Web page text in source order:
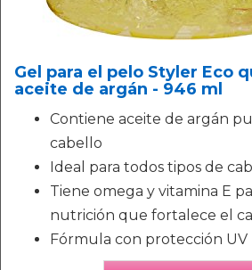
Gel para el pelo Styler Eco
aceite de argán - 946 ml
Contiene aceite de argán
cabello
Ideal para todos tipos de
Tiene omega y vitamina E
nutrición que fortalece el
Fórmula con protección UV